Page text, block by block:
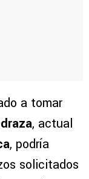
a tomar
, actual
, podría
solicitados